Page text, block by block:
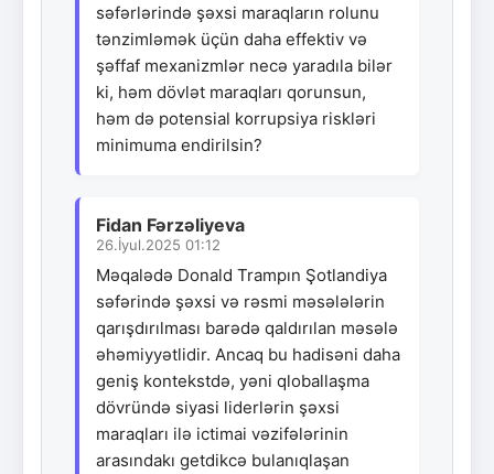
səfərlərində şəxsi maraqların rolunu
tənzimləmək üçün daha effektiv və
şəffaf mexanizmlər necə yaradıla bilər
ki, həm dövlət maraqları qorunsun,
həm də potensial korrupsiya riskləri
minimuma endirilsin?
Fidan Fərzəliyeva
26.İyul.2025 01:12
Məqalədə Donald Trampın Şotlandiya
səfərində şəxsi və rəsmi məsələlərin
qarışdırılması barədə qaldırılan məsələ
əhəmiyyətlidir. Ancaq bu hadisəni daha
geniş kontekstdə, yəni qloballaşma
dövründə siyasi liderlərin şəxsi
maraqları ilə ictimai vəzifələrinin
arasındakı getdikcə bulanıqlaşan